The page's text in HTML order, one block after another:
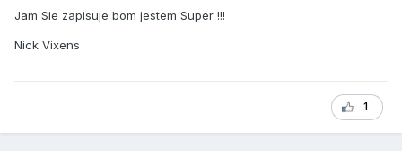
Jam Sie zapisuje bom jestem Super !!!
Nick Vixens
1